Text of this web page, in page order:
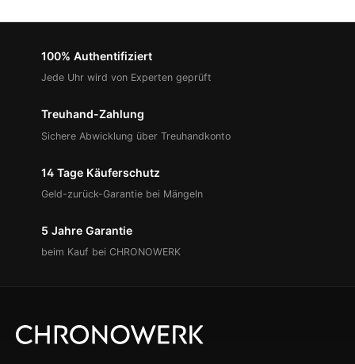
100% Authentifiziert
Jede Uhr wird von Experten geprüft
Treuhand-Zahlung
Sichere Abwicklung über Treuhandkonto
14 Tage Käuferschutz
Geld-zurück-Garantie bei Mängeln
5 Jahre Garantie
beim Kauf bei CHRONOWERK